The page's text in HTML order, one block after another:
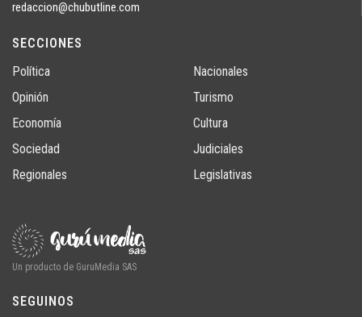
redaccion@chubutline.com
SECCIONES
Política
Opinión
Economía
Sociedad
Regionales
Nacionales
Turismo
Cultura
Judiciales
Legislativas
Un producto de GuruMedia SAS
SEGUINOS